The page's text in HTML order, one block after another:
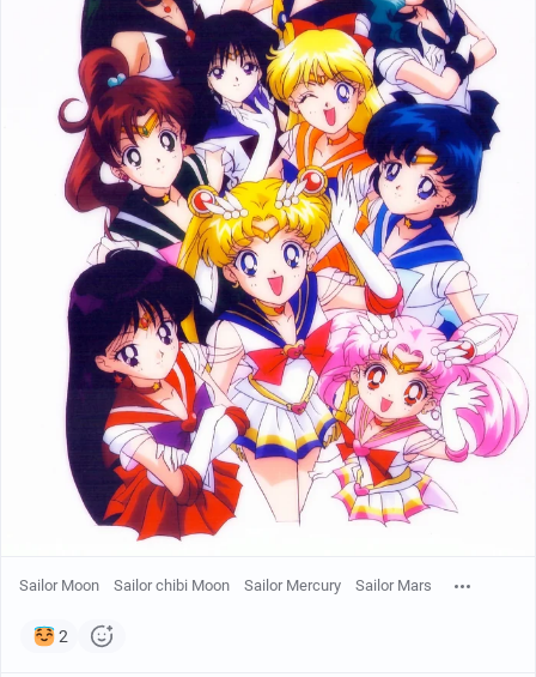
Больше отважных защитниц для твоей мобилы, на
моей страничке -> ЗДЕСЬ!!!
Sailor Moon Sailor chibi Moon Sailor Mercury Sailor Mars
2